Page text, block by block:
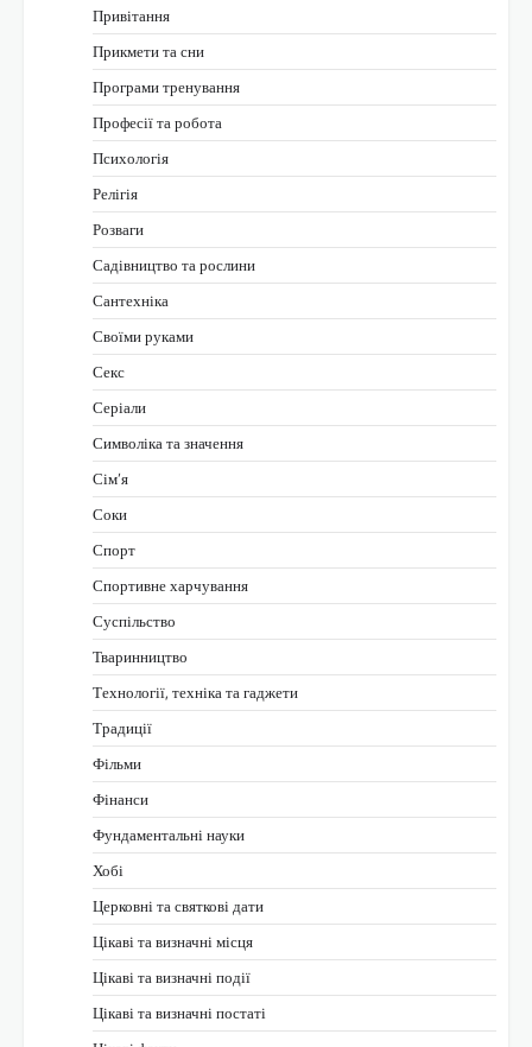
Привітання
Прикмети та сни
Програми тренування
Професії та робота
Психологія
Релігія
Розваги
Садівництво та рослини
Сантехніка
Своїми руками
Секс
Серіали
Символіка та значення
Сім’я
Соки
Спорт
Спортивне харчування
Суспільство
Тваринництво
Технології, техніка та гаджети
Традиції
Фільми
Фінанси
Фундаментальні науки
Хобі
Церковні та святкові дати
Цікаві та визначні місця
Цікаві та визначні події
Цікаві та визначні постаті